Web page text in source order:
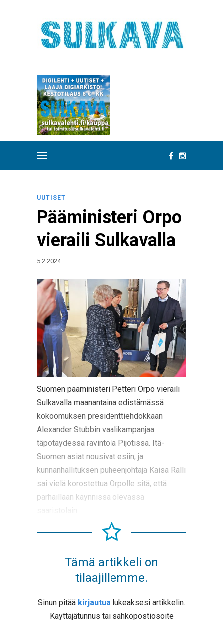
UUTISET
Pääministeri Orpo
vieraili Sulkavalla
5.2.2024
Suomen pääministeri Petteri Orpo vieraili
Sulkavalla maanantaina edistämässä
kokoomuksen presidenttiehdokkaan
Alexander Stubbin vaalikampanjaa
täpötäydessä ravintola Pijotissa. Itä-
Suomen asiat nousivat esiin, ja
kunnanhallituksen puheenjohtaja Kaisa Ralli
sai vielä korostettua Orpolle sitä, että
parhaillaan käynnissä olevassa
Tämä artikkeli on
tilaajillemme.
Sinun pitää kirjautua lukeaksesi artikkelin.
Käyttäjätunnus tai sähköpostiosoite